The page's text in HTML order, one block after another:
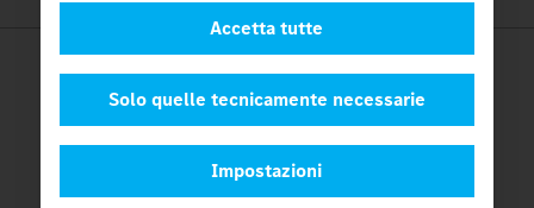
Impostazioni
Solo quelle tecnicamente necessarie
Accetta tutte
Provider
Legal Notice
Contatto
Cookies
Protezione dati
Impostazioni